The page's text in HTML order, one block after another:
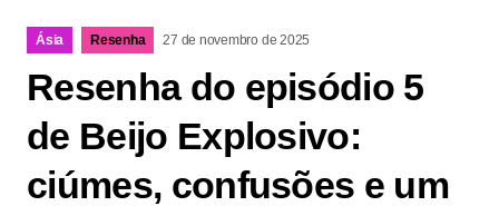
Ásia Resenha 27 de novembro de 2025
Resenha do episódio 5
de Beijo Explosivo:
ciúmes, confusões e um